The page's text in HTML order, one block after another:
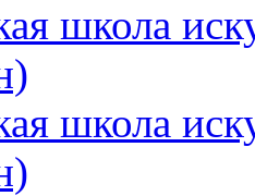
школа
школа